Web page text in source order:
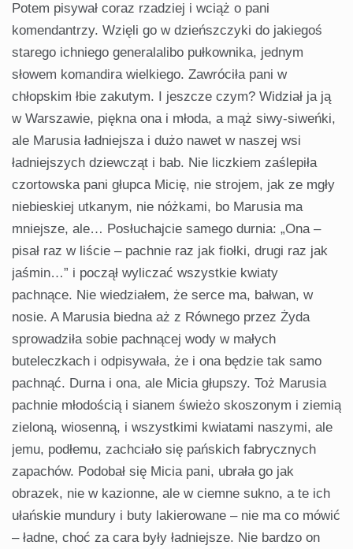
Potem pisywał coraz rzadziej i wciąż o pani
komendantrzy. Wzięli go w dzieńszczyki do jakiegoś
starego ichniego generalalibo pułkownika, jednym
słowem komandira wielkiego. Zawróciła pani w
chłopskim łbie zakutym. I jeszcze czym? Widział ja ją
w Warszawie, piękna ona i młoda, a mąż siwy-siweńki,
ale Marusia ładniejsza i dużo nawet w naszej wsi
ładniejszych dziewcząt i bab. Nie liczkiem zaślepiła
czortowska pani głupca Micię, nie strojem, jak ze mgły
niebieskiej utkanym, nie nóżkami, bo Marusia ma
mniejsze, ale… Posłuchajcie samego durnia: „Ona –
pisał raz w liście – pachnie raz jak fiołki, drugi raz jak
jaśmin…” i począł wyliczać wszystkie kwiaty
pachnące. Nie wiedziałem, że serce ma, bałwan, w
nosie. A Marusia biedna aż z Równego przez Żyda
sprowadziła sobie pachnącej wody w małych
buteleczkach i odpisywała, że i ona będzie tak samo
pachnąć. Durna i ona, ale Micia głupszy. Toż Marusia
pachnie młodością i sianem świeżo skoszonym i ziemią
zieloną, wiosenną, i wszystkimi kwiatami naszymi, ale
jemu, podłemu, zachciało się pańskich fabrycznych
zapachów. Podobał się Micia pani, ubrała go jak
obrazek, nie w kazionne, ale w ciemne sukno, a te ich
ułańskie mundury i buty lakierowane – nie ma co mówić
– ładne, choć za cara były ładniejsze. Nie bardzo on